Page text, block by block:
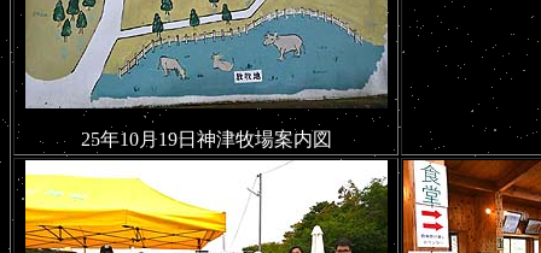
25年10月19日神津牧場案内図